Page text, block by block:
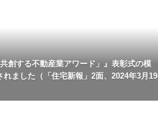
創する不動産業アワード」』表彰式の模
ました（「住宅新報」2面、2024年3月19